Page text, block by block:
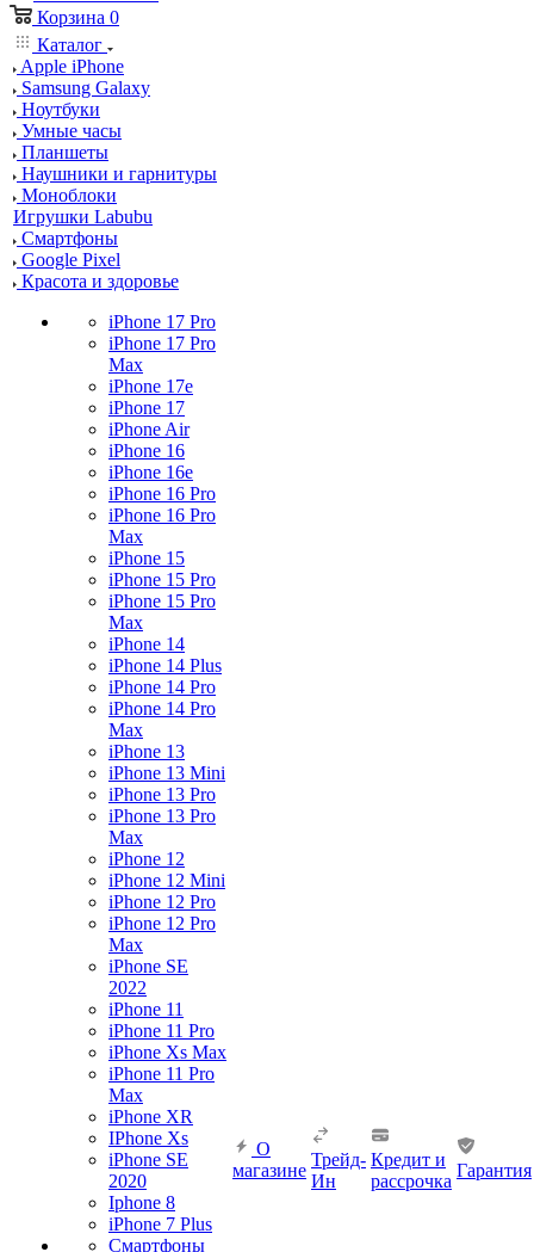
Корзина 0
Каталог
Apple iPhone
Samsung Galaxy
Ноутбуки
Умные часы
Планшеты
Наушники и гарнитуры
Моноблоки
Игрушки Labubu
Смартфоны
Google Pixel
Красота и здоровье
iPhone 17 Pro
iPhone 17 Pro
Max
iPhone 17e
iPhone 17
iPhone Air
iPhone 16
iPhone 16e
iPhone 16 Pro
iPhone 16 Pro
Max
iPhone 15
iPhone 15 Pro
iPhone 15 Pro
Max
iPhone 14
iPhone 14 Plus
iPhone 14 Pro
iPhone 14 Pro
Max
iPhone 13
iPhone 13 Mini
iPhone 13 Pro
iPhone 13 Pro
Max
iPhone 12
iPhone 12 Mini
iPhone 12 Pro
iPhone 12 Pro
Max
iPhone SE
2022
iPhone 11
iPhone 11 Pro
iPhone Xs Max
iPhone 11 Pro
Max
iPhone XR
IPhone Xs
iPhone SE
2020
Iphone 8
iPhone 7 Plus
Смартфоны
О
магазине
Трейд-
Ин
Кредит и
рассрочка
Гарантия